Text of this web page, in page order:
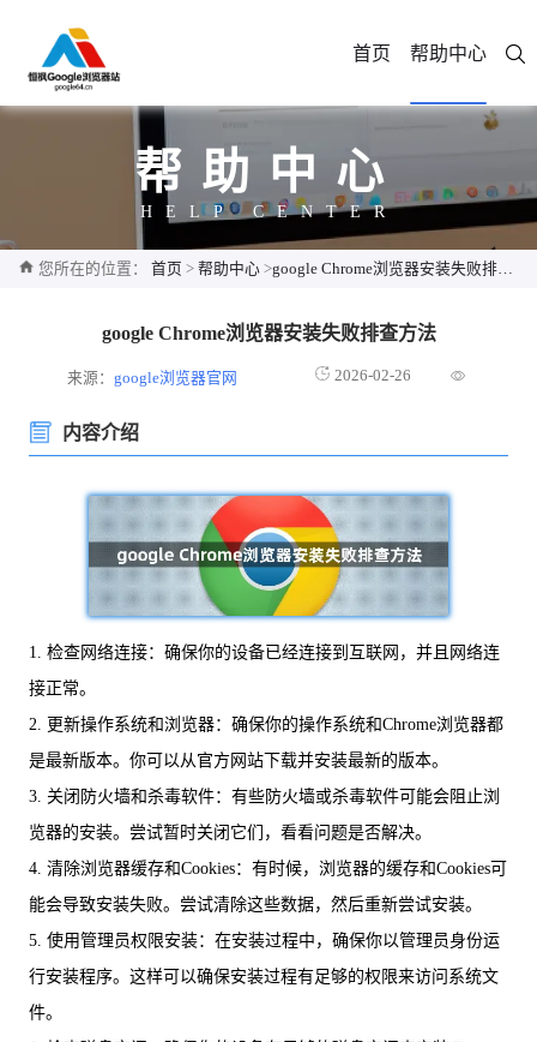
首页 帮助中心
帮助中心
HELP CENTER
您所在的位置： 首页 > 帮助中心 >google Chrome浏览器安装失败排查方法
google Chrome浏览器安装失败排查方法
来源：google浏览器官网 2026-02-26
内容介绍
1. 检查网络连接：确保你的设备已经连接到互联网，并且网络连
接正常。
2. 更新操作系统和浏览器：确保你的操作系统和Chrome浏览器都
是最新版本。你可以从官方网站下载并安装最新的版本。
3. 关闭防火墙和杀毒软件：有些防火墙或杀毒软件可能会阻止浏
览器的安装。尝试暂时关闭它们，看看问题是否解决。
4. 清除浏览器缓存和Cookies：有时候，浏览器的缓存和Cookies可
能会导致安装失败。尝试清除这些数据，然后重新尝试安装。
5. 使用管理员权限安装：在安装过程中，确保你以管理员身份运
行安装程序。这样可以确保安装过程有足够的权限来访问系统文
件。